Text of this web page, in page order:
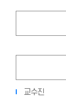
교수진